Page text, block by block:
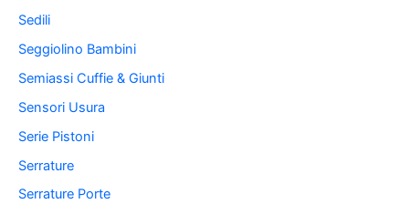
Sedili
Seggiolino Bambini
Semiassi Cuffie & Giunti
Sensori Usura
Serie Pistoni
Serrature
Serrature Porte